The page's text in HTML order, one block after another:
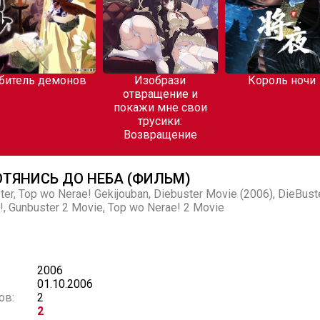
демонов
Изобрази
отвращение и
покажи мне свои
трусики:
Возвращение
Король ночи
ДО НЕБА (ФИЛЬМ)
Top wo Nerae! Gekijouban, Diebuster Movie (2006),
Gunbuster 2 Movie, Top wo Nerae! 2 Movie
2006
01.10.2006
2
2